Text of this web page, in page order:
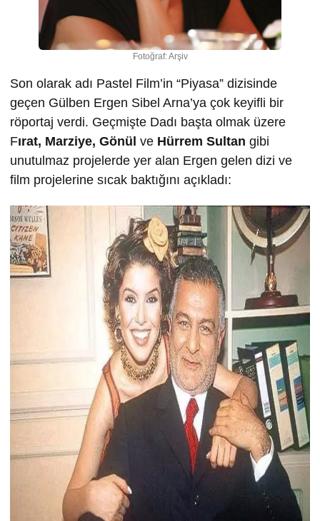
Fotoğraf: Arşiv
Son olarak adı Pastel Film’in “Piyasa” dizisinde
geçen Gülben Ergen Sibel Arna’ya çok keyifli bir
röportaj verdi. Geçmişte Dadı başta olmak üzere
Fırat, Marziye, Gönül ve Hürrem Sultan gibi
unutulmaz projelerde yer alan Ergen gelen dizi ve
film projelerine sıcak baktığını açıkladı: